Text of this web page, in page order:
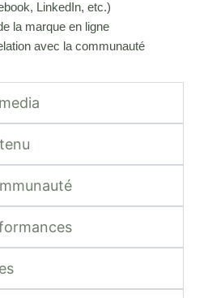
LinkedIn, etc.)
la marque en ligne
avec la communauté